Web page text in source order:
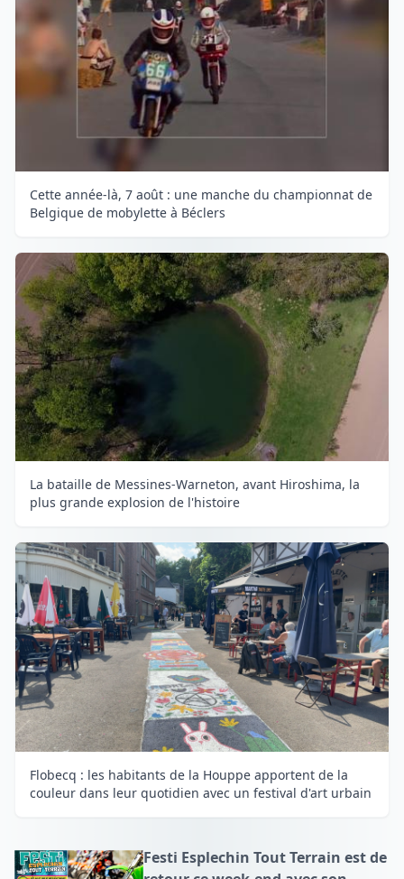
Cette année-là, 7 août : une manche du championnat de
Belgique de mobylette à Béclers
La bataille de Messines-Warneton, avant Hiroshima, la
plus grande explosion de l'histoire
Flobecq : les habitants de la Houppe apportent de la
couleur dans leur quotidien avec un festival d'art urbain
Festi Esplechin Tout Terrain est de